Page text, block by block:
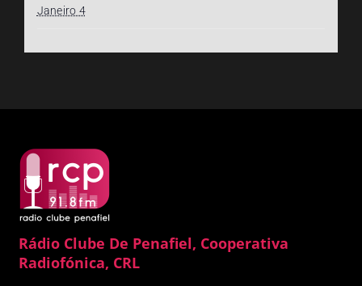
Janeiro 4
Rádio Clube De Penafiel, Cooperativa
Radiofónica, CRL